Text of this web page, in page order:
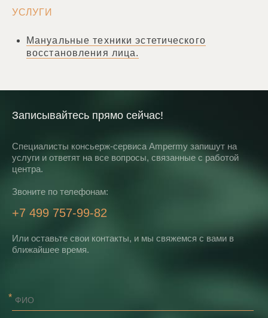
УСЛУГИ
Мануальные техники эстетического
восстановления лица.
Записывайтесь прямо сейчас!
Специалисты консьерж-сервиса Ampermy запишут на
услуги и ответят на все вопросы, связанные с работой
центра.
Звоните по телефонам:
+7 499 757-99-82
Или оставьте свои контакты, и мы свяжемся с вами в
ближайшее время.